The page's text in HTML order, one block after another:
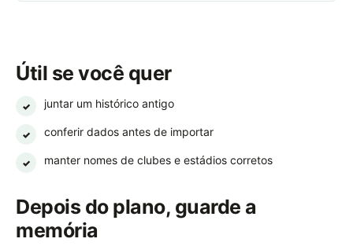
Útil se você quer
✓ juntar um histórico antigo
✓ conferir dados antes de importar
✓ manter nomes de clubes e estádios corretos
Depois do plano, guarde a
memória